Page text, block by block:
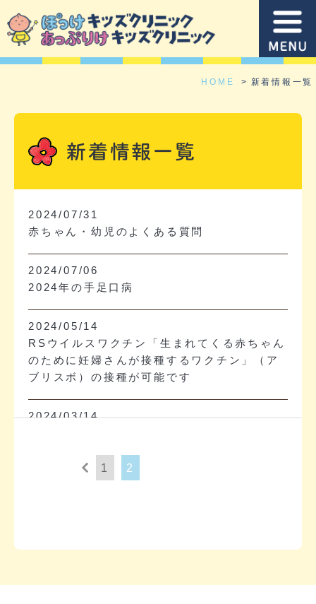
HOME 新着情報一覧
新着情報一覧
2024/07/31
赤ちゃん・幼児のよくある質問
2024/07/06
2024年の手足口病
2024/05/14
RSウイルスワクチン「生まれてくる赤ちゃん
のために妊婦さんが接種するワクチン」（ア
ブリスボ）の接種が可能です
2024/03/14
2021/05/03
1 2